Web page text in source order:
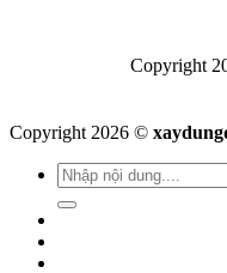
Copyright
Copyright 2026 ©